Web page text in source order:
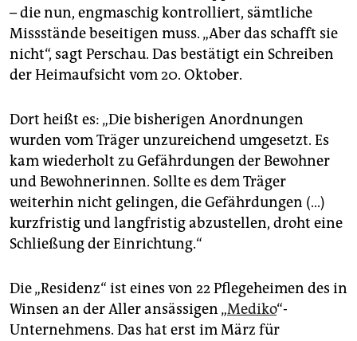
– die nun, engmaschig kontrolliert, sämtliche
Missstände beseitigen muss. „Aber das schafft sie
nicht“, sagt Perschau. Das bestätigt ein Schreiben
der Heimaufsicht vom 20. Oktober.
Dort heißt es: „Die bisherigen Anordnungen
wurden vom Träger unzureichend umgesetzt. Es
kam wiederholt zu Gefährdungen der Bewohner
und Bewohnerinnen. Sollte es dem Träger
weiterhin nicht gelingen, die Gefährdungen (...)
kurzfristig und langfristig abzustellen, droht eine
Schließung der Einrichtung.“
Die „Residenz“ ist eines von 22 Pflegeheimen des in
Winsen an der Aller ansässigen „Mediko“-
Unternehmens. Das hat erst im März für